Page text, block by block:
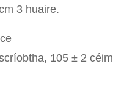
3 huaire.
105 ± 2 céim